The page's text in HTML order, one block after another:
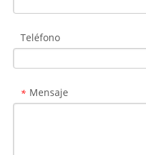
Teléfono
* Mensaje